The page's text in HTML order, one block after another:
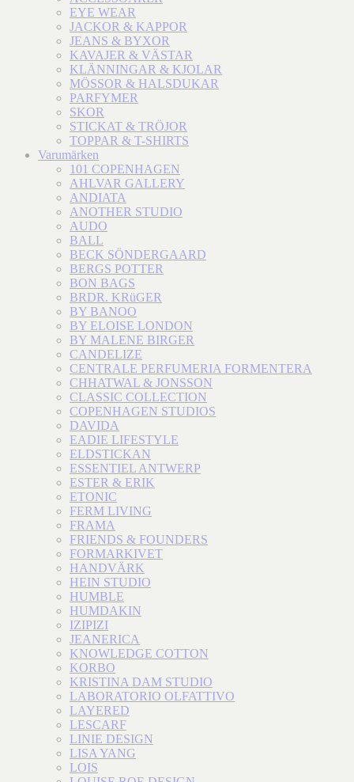
EYE WEAR
JACKOR & KAPPOR
JEANS & BYXOR
KAVAJER & VÄSTAR
KLÄNNINGAR & KJOLAR
MÖSSOR & HALSDUKAR
PARFYMER
SKOR
STICKAT & TRÖJOR
TOPPAR & T-SHIRTS
Varumärken
101 COPENHAGEN
AHLVAR GALLERY
ANDIATA
ANOTHER STUDIO
AUDO
BALL
BECK SÖNDERGAARD
BERGS POTTER
BON BAGS
BRDR. KRüGER
BY BANOO
BY ELOISE LONDON
BY MALENE BIRGER
CANDELIZE
CENTRALE PERFUMERIA FORMENTERA
CHHATWAL & JONSSON
CLASSIC COLLECTION
COPENHAGEN STUDIOS
DAVIDA
EADIE LIFESTYLE
ELDSTICKAN
ESSENTIEL ANTWERP
ESTER & ERIK
ETONIC
FERM LIVING
FRAMA
FRIENDS & FOUNDERS
FORMARKIVET
HANDVÄRK
HEIN STUDIO
HUMBLE
HUMDAKIN
IZIPIZI
JEANERICA
KNOWLEDGE COTTON
KORBO
KRISTINA DAM STUDIO
LABORATORIO OLFATTIVO
LAYERED
LESCARF
LINIE DESIGN
LISA YANG
LOIS